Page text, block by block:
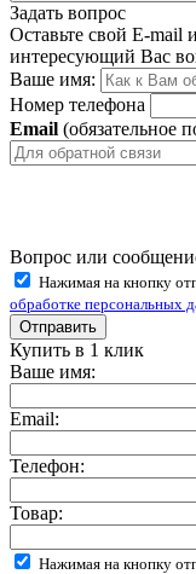
Задать вопрос
Оставьте свой E-mail
интересующий Вас
Ваше имя:
Номер телефона
Email (обязательное
Вопрос или
Нажимая на кнопку
обработке персональных
Купить в 1 клик
Ваше имя:
Email:
Телефон:
Товар:
Нажимая на кнопку